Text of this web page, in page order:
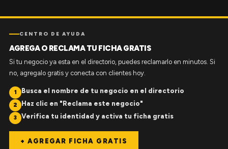
CENTRO DE AYUDA
AGREGA O RECLAMA TU FICHA GRATIS
Si tu negocio ya esta en el directorio, puedes reclamarlo en minutos. Si
no, agregalo gratis y conecta con clientes hoy.
1 Busca el nombre de tu negocio en el directorio
2 Haz clic en "Reclama este negocio"
3 Verifica tu identidad y activa tu ficha gratis
+ AGREGAR FICHA GRATIS